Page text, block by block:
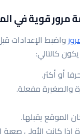
قوية في
واضبط الإعدادات
كالتالي:
والصغيرة مفعلة.
الموقع يقبلها.
كانت الأولى صعبة